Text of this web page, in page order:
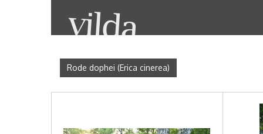
Rode dophei (Erica cinerea)